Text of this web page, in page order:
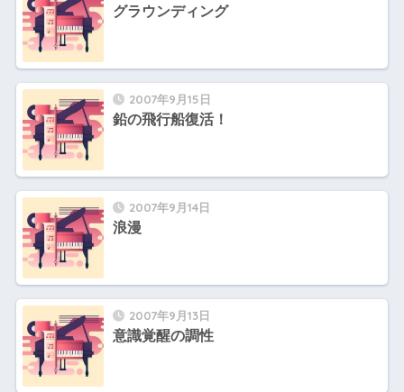
グラウンディング
2007年9月15日
鉛の飛行船復活！
2007年9月14日
浪漫
2007年9月13日
意識覚醒の調性